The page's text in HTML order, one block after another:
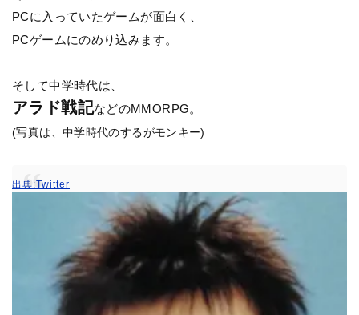
PCに入っていたゲームが面白く、
PCゲームにのめり込みます。
そして中学時代は、
アラド戦記などのMMORPG。
(写真は、中学時代のするがモンキー)
出典:Twitter